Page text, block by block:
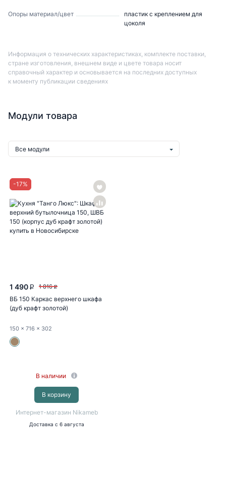
Опоры материал/цвет
пластик с креплением для
цоколя
Информация о технических характеристиках, комплекте поставки,
стране изготовления, внешнем виде и цвете товара носит
справочный характер и основывается на последних доступных
к моменту публикации сведениях
Модули товара
Все модули
-17%
1 490 P 1 816 P
ВБ 150 Каркас верхнего шкафа
(дуб крафт золотой)
150 x 716 x 302
В наличии
В корзину
Интернет-магазин Nikameb
Доставка с 6 августа